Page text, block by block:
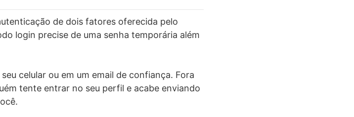
de dois fatores oferecida pelo
login precise de uma senha temporária além
celular ou em um email de confiança. Fora
tente entrar no seu perfil e acabe enviando